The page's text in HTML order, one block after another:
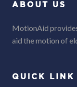
ABOUT US
MotionAid
aid the motion of
QUICK LINK